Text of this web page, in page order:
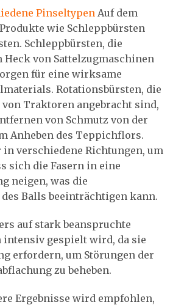
PinseltypenAuf dem
wie Schleppbürsten
Schleppbürsten, die
von Sattelzugmaschinen
für eine wirksame
Rotationsbürsten, die
von Traktoren angebracht sind,
von Schmutz von der
Anheben des Teppichflors.
verschiedene Richtungen, um
sich die Fasern in eine
neigen, was die
Balls beeinträchtigen kann.
auf stark beanspruchte
intensiv gespielt wird, da sie
erfordern, um Störungen der
zu beheben.
Ergebnisse wird empfohlen,